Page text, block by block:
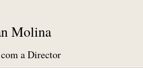
Molina
a Director